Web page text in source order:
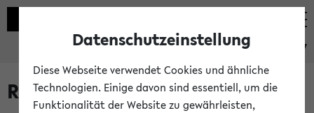
eKVV
Raumänderungen
Datenschutzeinstellung
Diese Webseite verwendet Cookies und ähnliche
Technologien. Einige davon sind essentiell, um die
Funktionalität der Website zu gewährleisten,